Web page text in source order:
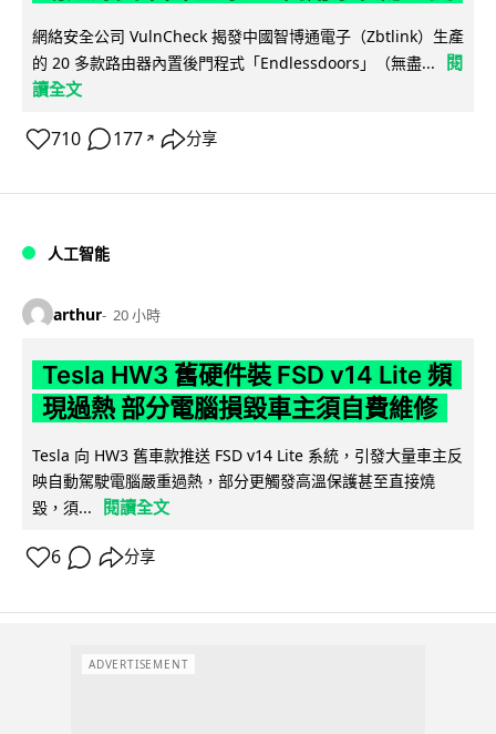
網絡安全公司 VulnCheck 揭發中國智博通電子（Zbtlink）生產
的 20 多款路由器內置後門程式「Endlessdoors」（無盡...
閱
讀全文
710 177 ↗ 分享
人工智能
arthur 20 小時
Tesla HW3 舊硬件裝 FSD v14 Lite 頻
現過熱 部分電腦損毀車主須自費維修
Tesla 向 HW3 舊車款推送 FSD v14 Lite 系統，引發大量車主反
映自動駕駛電腦嚴重過熱，部分更觸發高溫保護甚至直接燒
毀，須...
閱讀全文
6 分享
ADVERTISEMENT